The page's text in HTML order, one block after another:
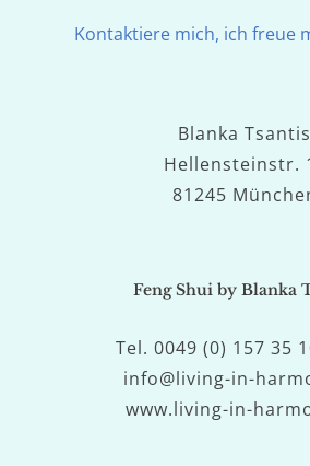
Kontaktiere mich, ich freue
Blanka Tsantis
Hellensteinstr.
81245
Feng Shui by Blanka
Tel. 0049 (0) 157 35
info@living-in-
www.living-in-